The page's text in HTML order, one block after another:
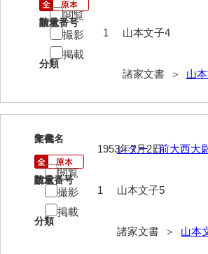
馬屋原家文書
梅村明文書
江浪家文書
恵良宏収集文書
相木家文書
大田家文書
大谷家文書
請求番号
山本文子4
分類
諸家文書 ＞ 山
数量
1
閲覧
撮影
掲載
5
文書名
レター（前大西大
請求番号
山本文子5
分類
諸家文書 ＞ 山本
年代
1953年7月2日
数量
1
閲覧
撮影
掲載